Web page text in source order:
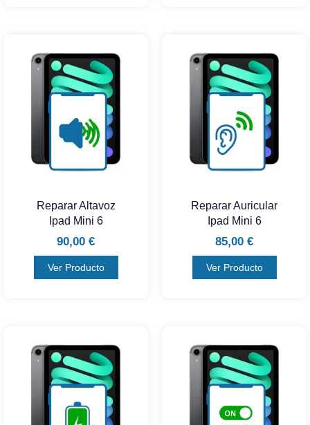
Reparar Altavoz
Ipad Mini 6
90,00 €
Ver Producto
Reparar Auricular
Ipad Mini 6
85,00 €
Ver Producto